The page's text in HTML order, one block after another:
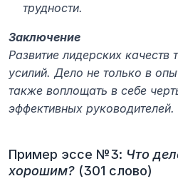
трудности.
Заключение
Развитие лидерских качеств
усилий. Дело не только в
также воплощать в себе
эффективных руководителей.
Пример эссе №3: Что
хорошим? (301 слово)